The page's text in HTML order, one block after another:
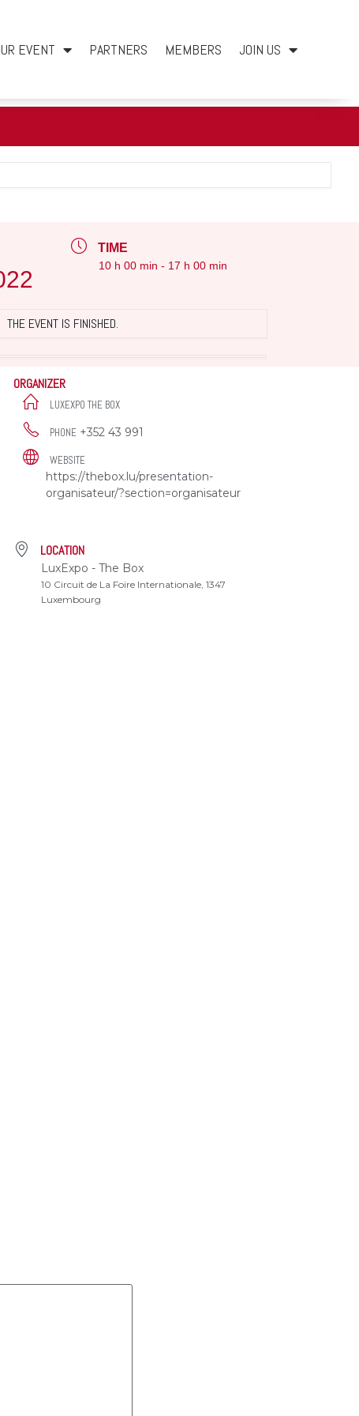
EVENT PARTNERS MEMBERS JOIN US
TIME
10 h 00 min - 17 h 00 min
THE EVENT IS FINISHED.
ORGANIZER
LUXEXPO THE BOX
PHONE +352 43 991
WEBSITE
https://thebox.lu/presentation-
organisateur/?section=organisateur
LOCATION
LuxExpo - The Box
10 Circuit de La Foire Internationale, 1347
Luxembourg